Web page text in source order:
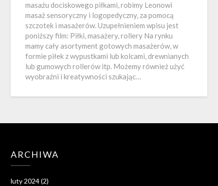
masażu dociskowego piłkami, robimy Leonowi
masaż sensoryczny i logopedyczny, za pomocą
szczotek i masażerów. Uzupełnieniem wpisu jest
poniższy film: Piłki, masażery, rollery Na rynku
mamy cały asortyment gotowych masażerów, w
formie piłek z wypustkami lub kolcami, drewnianych
lub gumowych rollerów itp. Możemy również użyć
wyobraźni i kreatywności szukając…
ARCHIWA
luty 2024(2)